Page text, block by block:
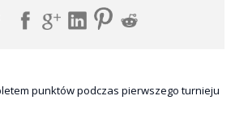
punktów podczas pierwszego turnieju